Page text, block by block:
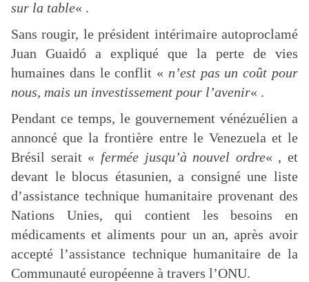
sur la table« .
Sans rougir, le président intérimaire autoproclamé
Juan Guaidó a expliqué que la perte de vies
humaines dans le conflit « n’est pas un coût pour
nous, mais un investissement pour l’avenir« .
Pendant ce temps, le gouvernement vénézuélien a
annoncé que la frontière entre le Venezuela et le
Brésil serait « fermée jusqu’à nouvel ordre« , et
devant le blocus étasunien, a consigné une liste
d’assistance technique humanitaire provenant des
Nations Unies, qui contient les besoins en
médicaments et aliments pour un an, après avoir
accepté l’assistance technique humanitaire de la
Communauté européenne à travers l’ONU.